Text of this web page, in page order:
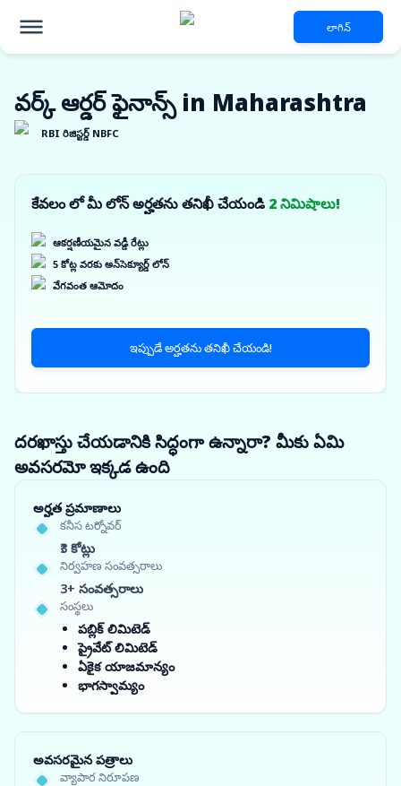
లాగిన్
వర్క్ ఆర్డర్ ఫైనాన్స్ in Maharashtra
RBI రిజిస్టర్డ్ NBFC
కేవలం లో మీ లోన్ అర్హతను తనిఖీ చేయండి 2 నిమిషాలు!
ఆకర్షణీయమైన వడ్డీ రేట్లు
5 కోట్ల వరకు అన్‌సెక్యూర్డ్ లోన్
వేగవంత ఆమోదం
ఇప్పుడే అర్హతను తనిఖీ చేయండి!
దరఖాస్తు చేయడానికి సిద్ధంగా ఉన్నారా? మీకు ఏమి
అవసరమో ఇక్కడ ఉంది
అర్హత ప్రమాణాలు
కనీస టర్నోవర్
₹3 కోట్లు
నిర్వహణ సంవత్సరాలు
3+ సంవత్సరాలు
సంస్థలు
పబ్లిక్ లిమిటెడ్
ప్రైవేట్ లిమిటెడ్
ఏకైక యాజమాన్యం
భాగస్వామ్యం
అవసరమైన పత్రాలు
వ్యాపార నిరూపణ